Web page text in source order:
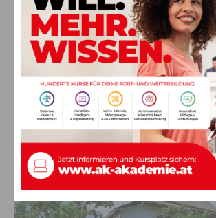
Museumseröffnung in Möderndorf